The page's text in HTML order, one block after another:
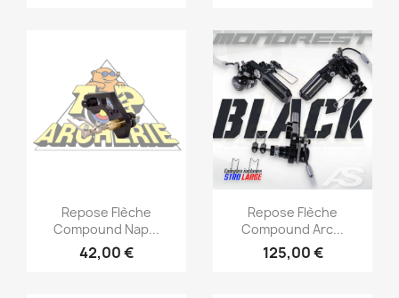
Repose Flèche
Compound Nap...
42,00 €
Repose Flèche
Compound Arc...
125,00 €